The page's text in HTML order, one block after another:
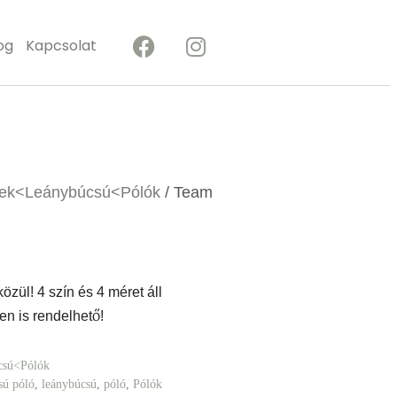
Kapcsolat
/ Team
4 szín és 4 méret áll
is rendelhető!
póló, leánybúcsú, póló, Pólók